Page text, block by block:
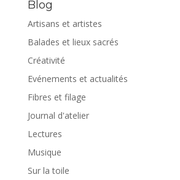
Blog
Artisans et artistes
Balades et lieux sacrés
Créativité
Evénements et actualités
Fibres et filage
Journal d'atelier
Lectures
Musique
Sur la toile